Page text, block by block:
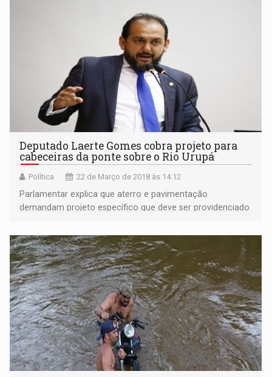
Deputado Laerte Gomes cobra projeto para
cabeceiras da ponte sobre o Rio Urupá
Política 22 de Março de 2018 às 14:12
Parlamentar explica que aterro e pavimentação
demandam projeto específico que deve ser providenciado